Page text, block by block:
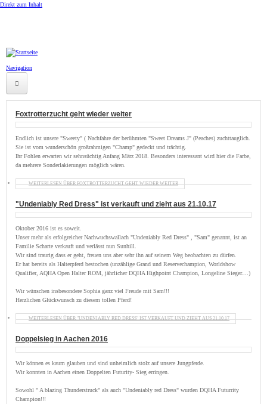
Direkt zum Inhalt
Navigation
News
QH-Zucht
Foxtrotter
Verkaufspferde
Unsere Preise
Kontakt
Foxtrotterzucht geht wieder weiter
Endlich ist unsere "Sweety" ( Nachfahre der berühmten "Sweet Dreams J" (Peaches) zuchttauglich.
Sie ist vom wunderschön großrahmigen "Champ" gedeckt und trächtig.
Ihr Fohlen erwarten wir sehnsüchtig Anfang März 2018. Besonders interessant wird hier die Farbe,
da mehrere Sonderlakierungen möglich wären.
WEITERLESENÜBER FOXTROTTERZUCHT GEHT WIEDER WEITER
"Undeniably Red Dress" ist verkauft und zieht aus 21.10.17
Oktober 2016 ist es soweit.
Unser mehr als erfolgreicher Nachwuchswallach "Undeniably Red Dress" , "Sam" genannt, ist an
Familie Scharte verkauft und verlässt nun Sunhill.
Wir sind traurig dass er geht, freuen uns aber sehr ihn auf seinem Weg beobachten zu dürfen.
Er hat bereits als Halterpferd bestochen (unzählige Grand und Reservechampion, Worldshow
Qualifier, AQHA Open Halter ROM, jährlicher DQHA Highpoint Champion, Longeline Sieger....)
Wir wünschen insbesondere Sophia ganz viel Freude mit Sam!!!
Herzlichen Glückwunsch zu diesem tollen Pferd!
WEITERLESENÜBER "UNDENIABLY RED DRESS" IST VERKAUFT UND ZIEHT AUS 21.10.17
Doppelsieg in Aachen 2016
Wir können es kaum glauben und sind unheimlich stolz auf unsere Jungpferde.
Wir konnten in Aachen einen Doppelten Futurity- Sieg erringen.
Sowohl " A blazing Thunderstruck" als auch "Undeniably red Dress" wurden DQHA Futurrity
Champion!!!